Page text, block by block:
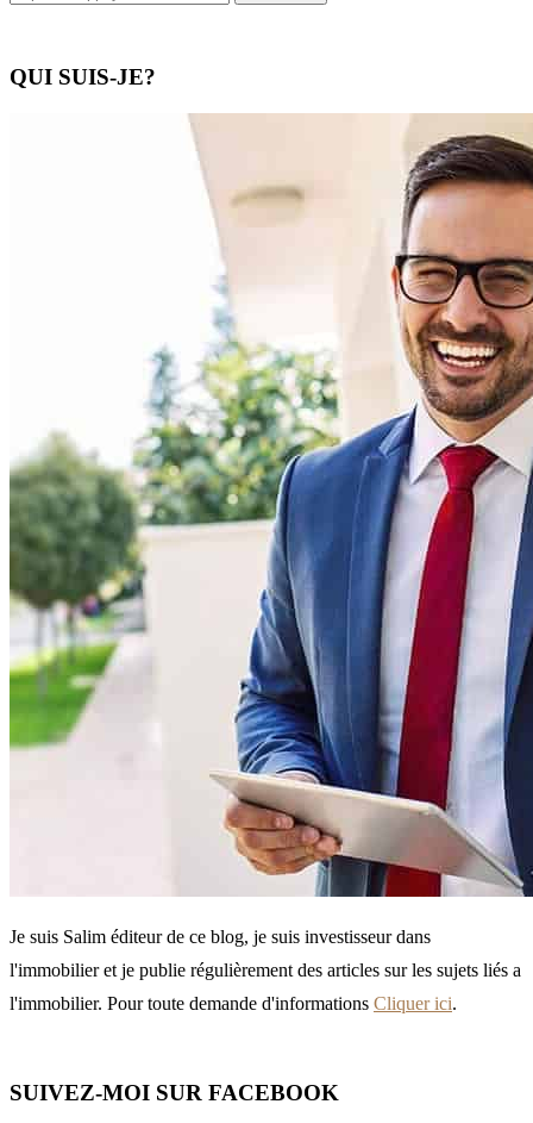
QUI SUIS-JE?
Je suis Salim éditeur de ce blog, je suis investisseur dans
l'immobilier et je publie régulièrement des articles sur les sujets liés a
l'immobilier. Pour toute demande d'informations Cliquer ici.
SUIVEZ-MOI SUR FACEBOOK